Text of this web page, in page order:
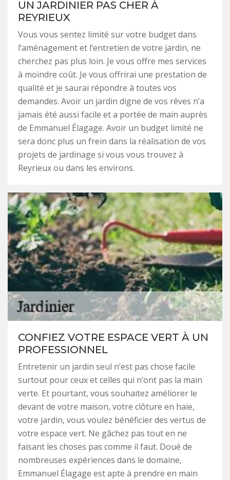
UN JARDINIER PAS CHER À
REYRIEUX
Vous vous sentez limité sur votre budget dans
l’aménagement et l’entretien de votre jardin, ne
cherchez pas plus loin. Je vous offre mes services
à moindre coût. Je vous offrirai une prestation de
qualité et je saurai répondre à toutes vos
demandes. Avoir un jardin digne de vos rêves n’a
jamais été aussi facile et a portée de main auprès
de Emmanuel Élagage. Avoir un budget limité ne
sera donc plus un frein dans la réalisation de vos
projets de jardinage si vous vous trouvez à
Reyrieux ou dans les environs.
CONFIEZ VOTRE ESPACE VERT À UN
PROFESSIONNEL
Entretenir un jardin seul n’est pas chose facile
surtout pour ceux et celles qui n’ont pas la main
verte. Et pourtant, vous souhaitez améliorer le
devant de votre maison, votre clôture en haie,
votre jardin, vous voulez bénéficier des vertus de
votre espace vert. Ne gâchez pas tout en ne
faisant les choses pas comme il faut. Doué de
nombreuses expériences dans le domaine,
Emmanuel Élagage est apte à prendre en main